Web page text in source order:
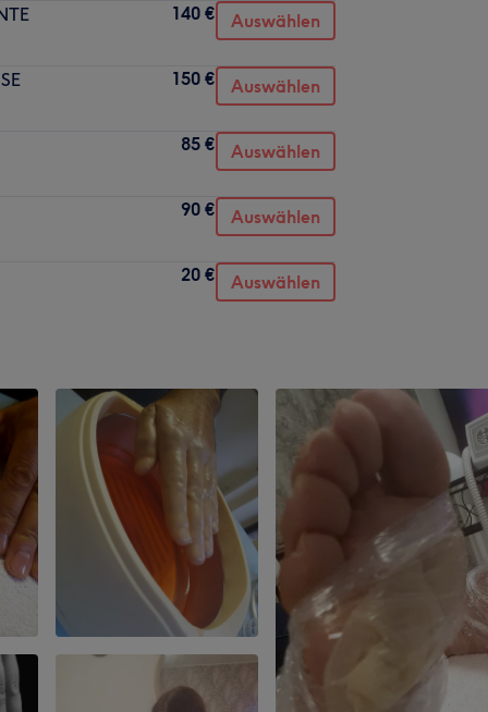
140 € Auswählen
150 € Auswählen
85 € Auswählen
90 € Auswählen
20 € Auswählen